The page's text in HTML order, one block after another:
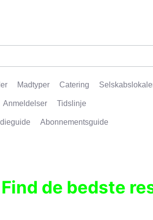
Madtyper Catering
Anmeldelser Tidslinje
Abonnementsguide
de bedste